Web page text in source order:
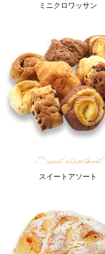
ミニクロワッサン
Sweet assortment
スイートアソート